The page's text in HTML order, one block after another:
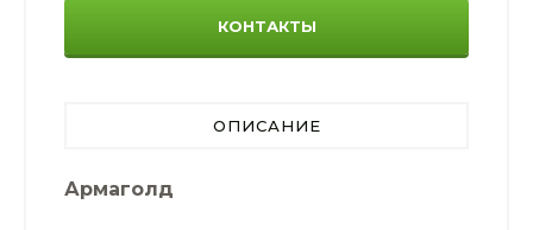
КОНТАКТЫ
ОПИСАНИЕ
Армаголд